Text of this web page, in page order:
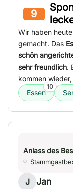
9
Wir haben
gemacht. Das
schön
sehr freundlich.
kommen
Essen
10
Anlass des
J Jan